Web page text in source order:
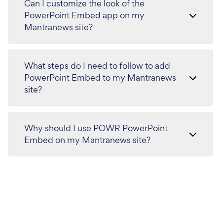
Can I customize the look of the
PowerPoint Embed app on my
Mantranews site?
What steps do I need to follow to add
PowerPoint Embed to my Mantranews
site?
Why should I use POWR PowerPoint
Embed on my Mantranews site?